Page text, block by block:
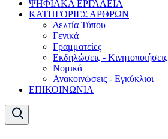
ΨΗΦΙΑΚΑ ΕΡΓΑΛΕΙΑ
ΚΑΤΗΓΟΡΙΕΣ ΑΡΘΡΩΝ
Δελτία Τύπου
Γενικά
Γραμματείες
Εκδηλώσεις - Κινητοποιήσεις
Νομικά
Ανακοινώσεις - Εγκύκλιοι
ΕΠΙΚΟΙΝΩΝΙΑ